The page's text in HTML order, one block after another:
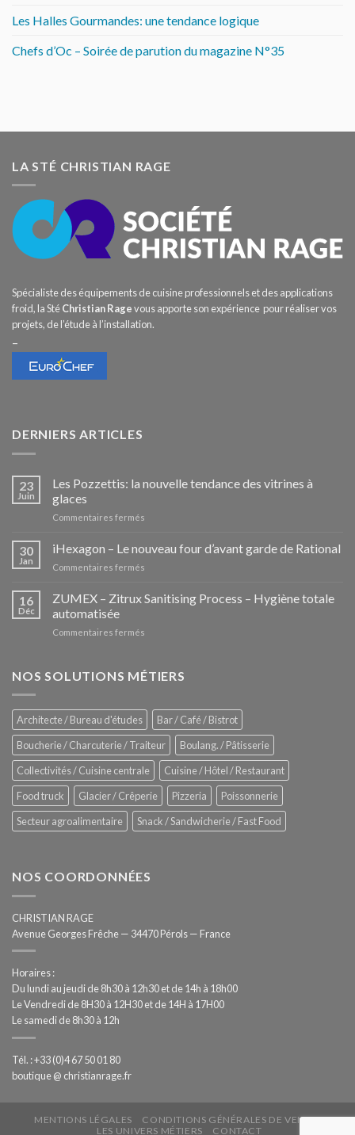
Les Halles Gourmandes: une tendance logique
Chefs d’Oc – Soirée de parution du magazine N°35
LA STÉ CHRISTIAN RAGE
Spécialiste des équipements de cuisine professionnels et des applications
froid, la StéChristian Ragevous apporte son expérience pour réaliser vos
projets, de l’étude à l’installation.
–
DERNIERS ARTICLES
23
Juin
Les Pozzettis: la nouvelle tendance des vitrines à
glaces
Commentaires fermés
Pozzettis:
la
des
30
Jan
iHexagon – Le nouveau four d’avant garde de Rational
Commentaires fermés
–
Le
de
16
Déc
ZUMEX – Zitrux Sanitising Process – Hygiène totale
automatisée
Commentaires fermés
Zitrux
–
Hygiène
totale
automatisée
NOS SOLUTIONS MÉTIERS
Architecte / Bureau d'études
Bar / Café / Bistrot
Boucherie / Charcuterie / Traiteur
Boulang. / Pâtisserie
Collectivités / Cuisine centrale
Cuisine / Hôtel / Restaurant
Food truck
Glacier / Crêperie Pizzeria
Poissonnerie
Secteur agroalimentaire
Snack / Sandwicherie / Fast Food
NOS COORDONNÉES
CHRISTIAN RAGE
Avenue Georges Frêche — 34470 Pérols — France
Horaires :
Du lundi au jeudi de 8h30 à 12h30 et de 14h à 18h00
Le Vendredi de 8H30 à 12H30 et de 14H à 17H00
Le samedi de 8h30 à 12h
Tél. : +33 (0)4 67 50 01 80
boutique @ christianrage.fr
MENTIONS LÉGALES
CONDITIONS GÉNÉRALES DE VENTE
LES UNIVERS MÉTIERS
CONTACT